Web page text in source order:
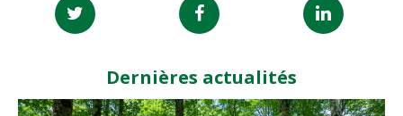
Dernières actualités